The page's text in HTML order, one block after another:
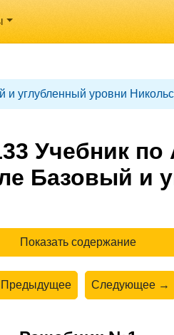
и углубленный уровни
Учебник по
Базовый и
Показать содержание
Следующее →